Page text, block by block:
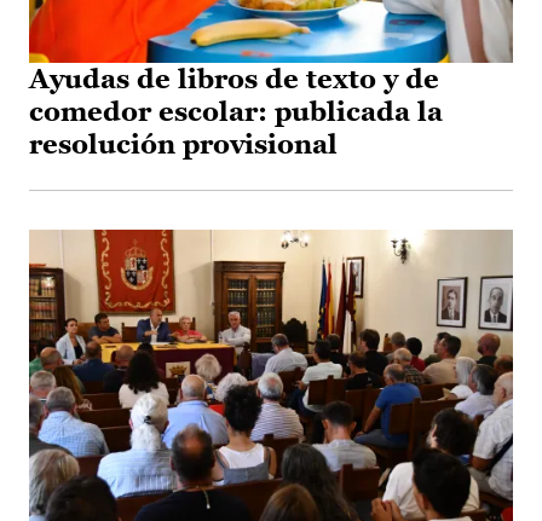
Ayudas de libros de texto y de
comedor escolar: publicada la
resolución provisional